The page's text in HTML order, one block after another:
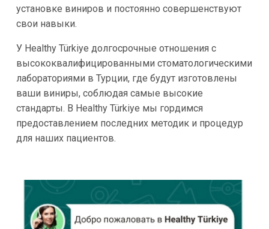
установке виниров и постоянно совершенствуют
свои навыки.
У Healthy Türkiye долгосрочные отношения с
высококвалифицированными стоматологическими
лабораториями в Турции, где будут изготовлены
ваши виниры, соблюдая самые высокие
стандарты. В Healthy Türkiye мы гордимся
предоставлением последних методик и процедур
для наших пациентов.